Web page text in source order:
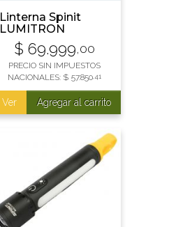
Linterna Spinit
LUMITRON
2000RD Funda
Recargable
$ 69.999,00
PRECIO SIN IMPUESTOS
NACIONALES: $ 57.850 ,41
Ver Agregar al carrito